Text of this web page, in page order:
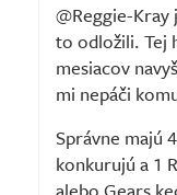
@Reggie-
to odložili. Tej
mesiacov
mi nepáči
Správne majú
konkurujú a 1